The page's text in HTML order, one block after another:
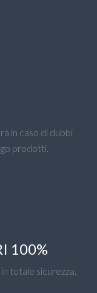
in caso di dubbi
prodotti.
100%
totale sicurezza.